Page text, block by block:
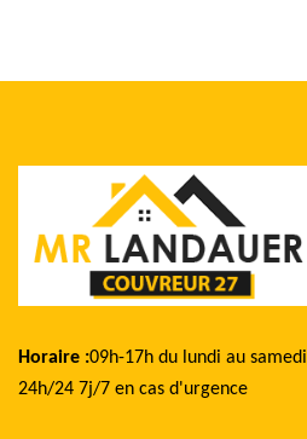
Horaire :09h-17h du lundi au samedi
24h/24 7j/7 en cas d'urgence